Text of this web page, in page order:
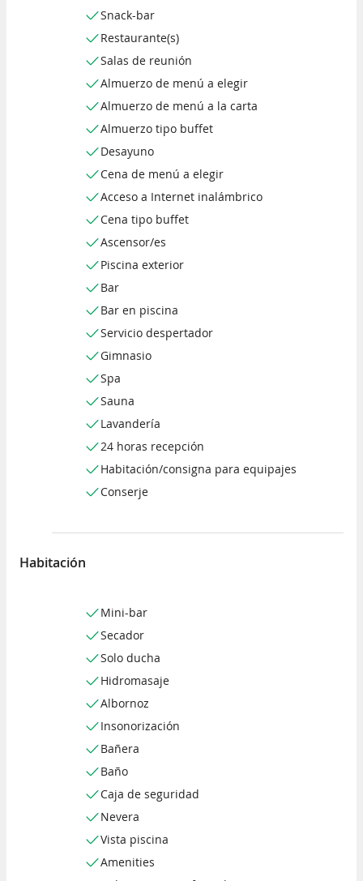
Snack-bar
Restaurante(s)
Salas de reunión
Almuerzo de menú a elegir
Almuerzo de menú a la carta
Almuerzo tipo buffet
Desayuno
Cena de menú a elegir
Acceso a Internet inalámbrico
Cena tipo buffet
Ascensor/es
Piscina exterior
Bar
Bar en piscina
Servicio despertador
Gimnasio
Spa
Sauna
Lavandería
24 horas recepción
Habitación/consigna para equipajes
Conserje
Habitación
Mini-bar
Secador
Solo ducha
Hidromasaje
Albornoz
Insonorización
Bañera
Baño
Caja de seguridad
Nevera
Vista piscina
Amenities